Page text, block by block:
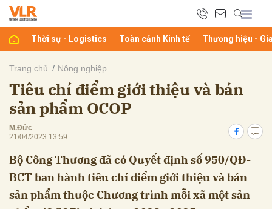
Thời sự - Logistics Toàn cảnh Kinh tế Thương hiệu -
Trang chủ Nông nghiệp
Tiêu chí điểm giới thiệu và bán
sản phẩm OCOP
M.Đức
21/04/2023 13:59
Bộ Công Thương đã có Quyết định số 950/QĐ-
BCT ban hành tiêu chí điểm giới thiệu và bán
sản phẩm thuộc Chương trình mỗi xã một sản
luận
Hủy